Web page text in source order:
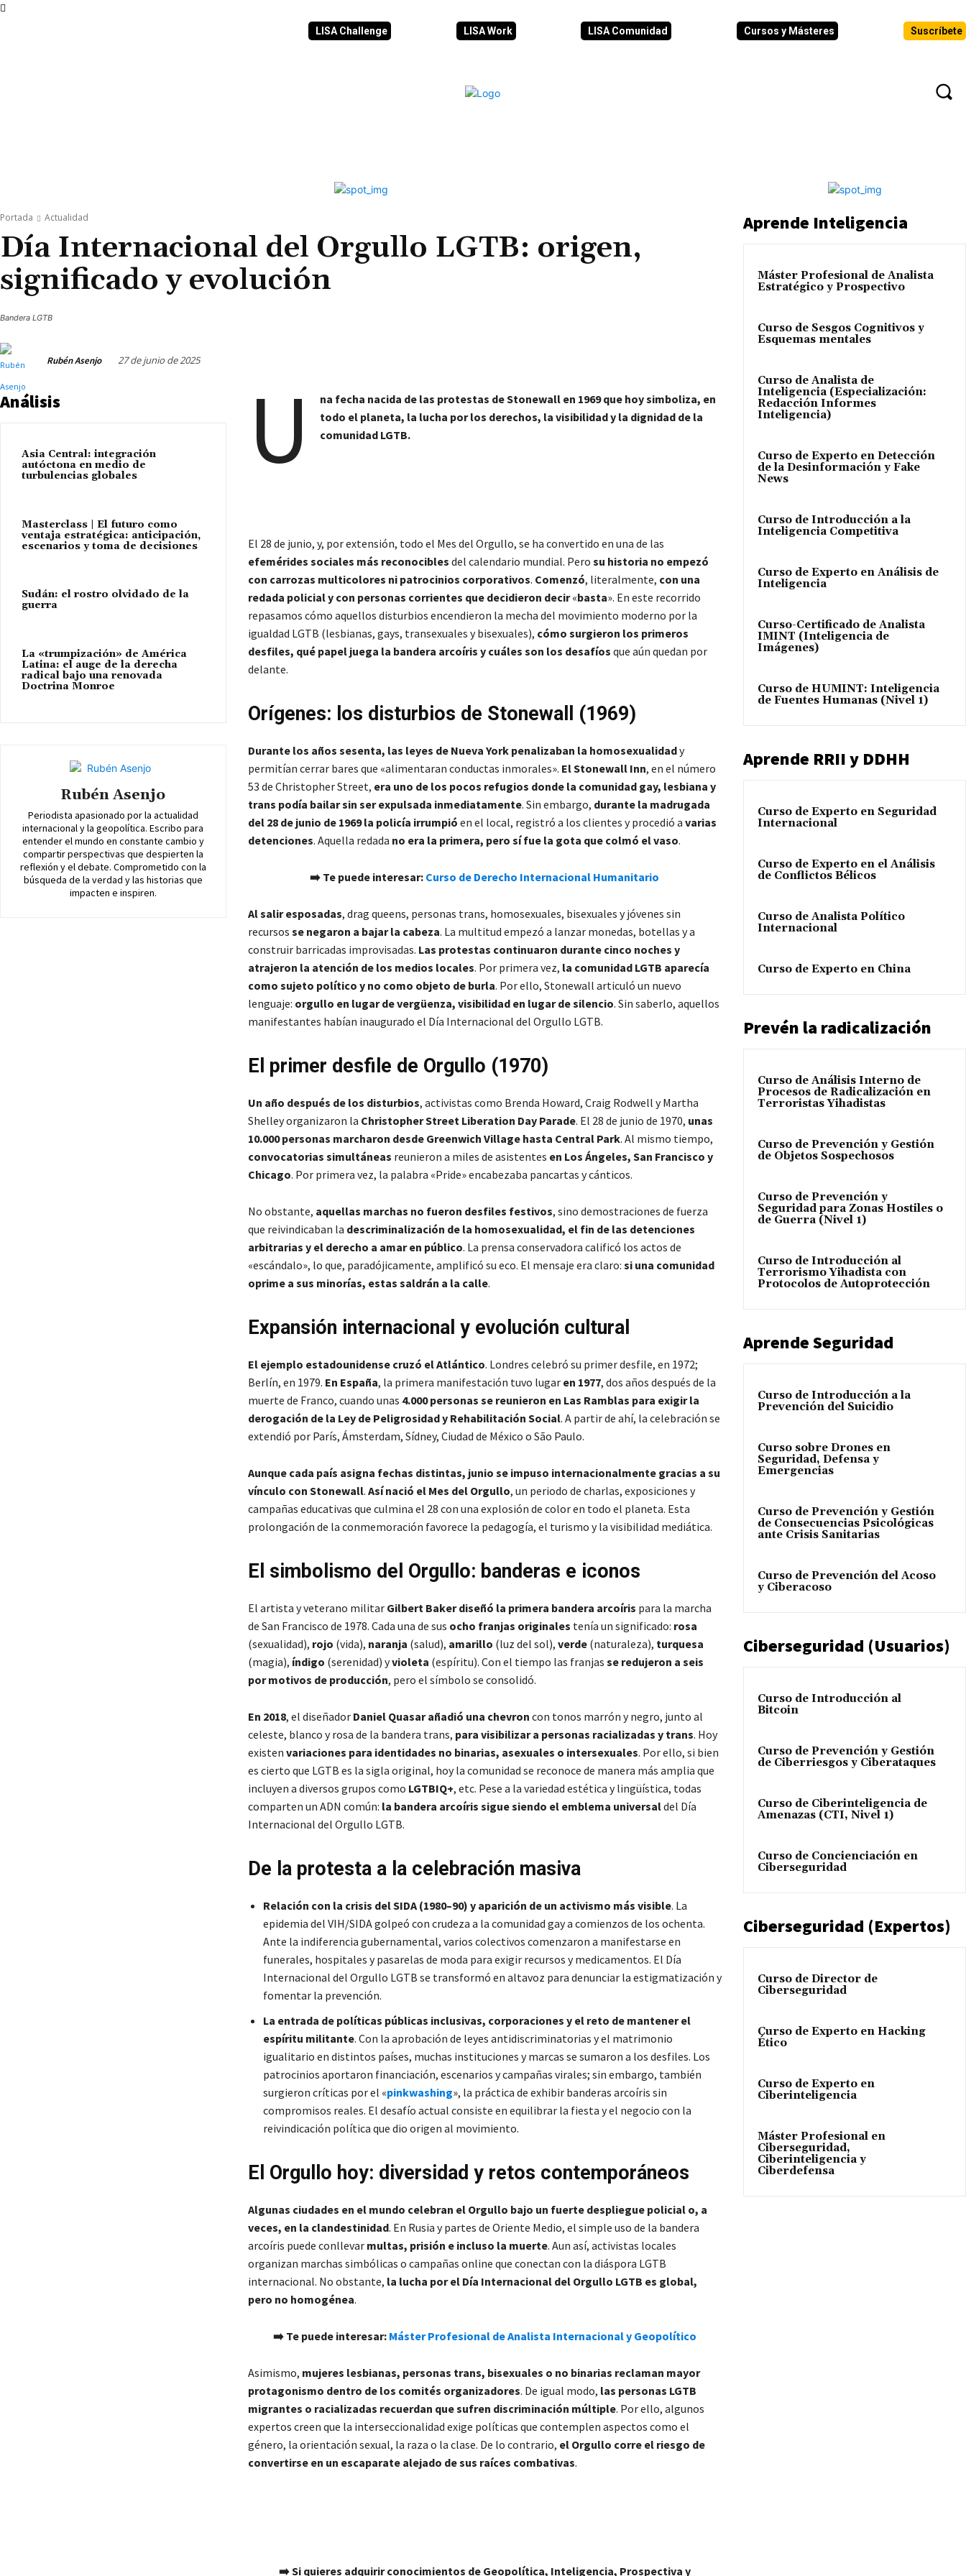
Suscríbete
Cursos y Másteres
LISA Comunidad
LISA Work
LISA Challenge
Portada Actualidad
Día Internacional del Orgullo LGTB: origen,
significado y evolución
Bandera LGTB
Rubén Asenjo 27 de junio de 2025
Análisis
Asia Central: integración
autóctona en medio de
turbulencias globales
Masterclass | El futuro como
ventaja estratégica: anticipación,
escenarios y toma de decisiones
Sudán: el rostro olvidado de la
guerra
La «trumpización» de América
Latina: el auge de la derecha
radical bajo una renovada
Doctrina Monroe
Rubén Asenjo
Periodista apasionado por la actualidad
internacional y la geopolítica. Escribo para
entender el mundo en constante cambio y
compartir perspectivas que despierten la
reflexión y el debate. Comprometido con la
búsqueda de la verdad y las historias que
impacten e inspiren.
U
na fecha nacida de las protestas de Stonewall en 1969 que hoy simboliza, en
todo el planeta, la lucha por los derechos, la visibilidad y la dignidad de la
comunidad LGTB.
El 28 de junio, y, por extensión, todo el Mes del Orgullo, se ha convertido en una de las
efemérides sociales más reconocibles del calendario mundial. Pero su historia no empezó
con carrozas multicolores ni patrocinios corporativos. Comenzó, literalmente, con una
redada policial y con personas corrientes que decidieron decir«basta». En este recorrido
repasamos cómo aquellos disturbios encendieron la mecha del movimiento moderno por la
igualdad LGTB (lesbianas, gays, transexuales y bisexuales), cómo surgieron los primeros
desfiles, qué papel juega la bandera arcoíris y cuáles son los desafíos que aún quedan por
delante.
Orígenes: los disturbios de Stonewall (1969)
Durante los años sesenta, las leyes de Nueva York penalizaban la homosexualidady
permitían cerrar bares que «alimentaran conductas inmorales». El Stonewall Inn, en el número
53 de Christopher Street, era uno de los pocos refugios donde la comunidad gay, lesbiana y
trans podía bailar sin ser expulsada inmediatamente. Sin embargo, durante la madrugada
del 28 de junio de 1969 la policía irrumpió en el local, registró a los clientes y procedió a varias
detenciones. Aquella redada no era la primera, pero sí fue la gota que colmó el vaso.
➡️ Te puede interesar: Curso de Derecho Internacional Humanitario
Al salir esposadas, drag queens, personas trans, homosexuales, bisexuales y jóvenes sin
recursos se negaron a bajar la cabeza. La multitud empezó a lanzar monedas, botellas y a
construir barricadas improvisadas. Las protestas continuaron durante cinco noches y
atrajeron la atención de los medios locales. Por primera vez, la comunidad LGTB aparecía
como sujeto político y no como objeto de burla. Por ello, Stonewall articuló un nuevo
lenguaje: orgullo en lugar de vergüenza, visibilidad en lugar de silencio. Sin saberlo, aquellos
manifestantes habían inaugurado el Día Internacional del Orgullo LGTB.
El primer desfile de Orgullo (1970)
Un año después de los disturbios, activistas como Brenda Howard, Craig Rodwell y Martha
Shelley organizaron la Christopher Street Liberation Day Parade. El 28 de junio de 1970, unas
10.000 personas marcharon desde Greenwich Village hasta Central Park. Al mismo tiempo,
convocatorias simultáneas reunieron a miles de asistentes en Los Ángeles, San Francisco y
Chicago. Por primera vez, la palabra «Pride» encabezaba pancartas y cánticos.
No obstante, aquellas marchas no fueron desfiles festivos, sino demostraciones de fuerza
que reivindicaban la descriminalización de la homosexualidad, el fin de las detenciones
arbitrarias y el derecho a amar en público. La prensa conservadora calificó los actos de
«escándalo», lo que, paradójicamente, amplificó su eco. El mensaje era claro: si una comunidad
oprime a sus minorías, estas saldrán a la calle.
Expansión internacional y evolución cultural
El ejemplo estadounidense cruzó el Atlántico. Londres celebró su primer desfile, en 1972;
Berlín, en 1979. En España, la primera manifestación tuvo lugar en 1977, dos años después de la
muerte de Franco, cuando unas 4.000 personas se reunieron en Las Ramblas para exigir la
derogación de la Ley de Peligrosidad y Rehabilitación Social. A partir de ahí, la celebración se
extendió por París, Ámsterdam, Sídney, Ciudad de México o São Paulo.
Aunque cada país asigna fechas distintas, junio se impuso internacionalmente gracias a su
vínculo con Stonewall. Así nació el Mes del Orgullo, un periodo de charlas, exposiciones y
campañas educativas que culmina el 28 con una explosión de color en todo el planeta. Esta
prolongación de la conmemoración favorece la pedagogía, el turismo y la visibilidad mediática.
El simbolismo del Orgullo: banderas e iconos
El artista y veterano militar Gilbert Baker diseñó la primera bandera arcoíris para la marcha
de San Francisco de 1978. Cada una de sus ocho franjas originales tenía un significado: rosa
(sexualidad), rojo (vida), naranja (salud), amarillo (luz del sol), verde (naturaleza), turquesa
(magia), índigo (serenidad) yvioleta (espíritu). Con el tiempo las franjas se redujeron a seis
por motivos de producción, pero el símbolo se consolidó.
En 2018, el diseñador Daniel Quasar añadió una chevron con tonos marrón y negro, junto al
celeste, blanco y rosa de la bandera trans, para visibilizar a personas racializadas y trans. Hoy
existen variaciones para identidades no binarias, asexuales o intersexuales. Por ello, si bien
es cierto que LGTB es la sigla original, hoy la comunidad se reconoce de manera más amplia que
incluyen a diversos grupos como LGTBIQ+, etc. Pese a la variedad estética y lingüística, todas
comparten un ADN común: la bandera arcoíris sigue siendo el emblema universaldel Día
Internacional del Orgullo LGTB.
De la protesta a la celebración masiva
Relación con la crisis del SIDA (1980–90) y aparición de un activismo más visible. La
epidemia del VIH/SIDA golpeó con crudeza a la comunidad gay a comienzos de los ochenta.
Ante la indiferencia gubernamental, varios colectivos comenzaron a manifestarse en
funerales, hospitales y pasarelas de moda para exigir recursos y medicamentos. El Día
Internacional del Orgullo LGTB se transformó en altavoz para denunciar la estigmatización y
fomentar la prevención.
La entrada de políticas públicas inclusivas, corporaciones y el reto de mantener el
espíritu militante. Con la aprobación de leyes antidiscriminatorias y el matrimonio
igualitario en distintos países, muchas instituciones y marcas se sumaron a los desfiles. Los
patrocinios aportaron financiación, escenarios y campañas virales; sin embargo, también
surgieron críticas por el «pinkwashing», la práctica de exhibir banderas arcoíris sin
compromisos reales. El desafío actual consiste en equilibrar la fiesta y el negocio con la
reivindicación política que dio origen al movimiento.
El Orgullo hoy: diversidad y retos contemporáneos
Algunas ciudades en el mundo celebran el Orgullo bajo un fuerte despliegue policial o, a
veces, en la clandestinidad. En Rusia y partes de Oriente Medio, el simple uso de la bandera
arcoíris puede conllevar multas, prisión e incluso la muerte. Aun así, activistas locales
organizan marchas simbólicas o campañas online que conectan con la diáspora LGTB
internacional. No obstante, la lucha por el Día Internacional del Orgullo LGTB es global,
pero no homogénea.
➡️ Te puede interesar: Máster Profesional de Analista Internacional y Geopolítico
Asimismo, mujeres lesbianas, personas trans, bisexuales o no binarias reclaman mayor
protagonismo dentro de los comités organizadores. De igual modo, las personas LGTB
migrantes o racializadas recuerdan que sufren discriminación múltiple. Por ello, algunos
expertos creen que la interseccionalidad exige políticas que contemplen aspectos como el
género, la orientación sexual, la raza o la clase. De lo contrario, el Orgullo corre el riesgo de
convertirse en un escaparate alejado de sus raíces combativas.
➡️ Si quieres adquirir conocimientos de Geopolítica, Inteligencia, Prospectiva y
Aprende Inteligencia
Máster Profesional de Analista
Estratégico y Prospectivo
Curso de Sesgos Cognitivos y
Esquemas mentales
Curso de Analista de
Inteligencia (Especialización:
Redacción Informes
Inteligencia)
Curso de Experto en Detección
de la Desinformación y Fake
News
Curso de Introducción a la
Inteligencia Competitiva
Curso de Experto en Análisis de
Inteligencia
Curso-Certificado de Analista
IMINT (Inteligencia de
Imágenes)
Curso de HUMINT: Inteligencia
de Fuentes Humanas (Nivel 1)
Aprende RRII y DDHH
Curso de Experto en Seguridad
Internacional
Curso de Experto en el Análisis
de Conflictos Bélicos
Curso de Analista Político
Internacional
Curso de Experto en China
Prevén la radicalización
Curso de Análisis Interno de
Procesos de Radicalización en
Terroristas Yihadistas
Curso de Prevención y Gestión
de Objetos Sospechosos
Curso de Prevención y
Seguridad para Zonas Hostiles o
de Guerra (Nivel 1)
Curso de Introducción al
Terrorismo Yihadista con
Protocolos de Autoprotección
Aprende Seguridad
Curso de Introducción a la
Prevención del Suicidio
Curso sobre Drones en
Seguridad, Defensa y
Emergencias
Curso de Prevención y Gestión
de Consecuencias Psicológicas
ante Crisis Sanitarias
Curso de Prevención del Acoso
y Ciberacoso
Ciberseguridad (Usuarios)
Curso de Introducción al
Bitcoin
Curso de Prevención y Gestión
de Ciberriesgos y Ciberataques
Curso de Ciberinteligencia de
Amenazas (CTI, Nivel 1)
Curso de Concienciación en
Ciberseguridad
Ciberseguridad (Expertos)
Curso de Director de
Ciberseguridad
Curso de Experto en Hacking
Ético
Curso de Experto en
Ciberinteligencia
Máster Profesional en
Ciberseguridad,
Ciberinteligencia y
Ciberdefensa